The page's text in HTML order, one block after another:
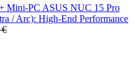
ASUS NUC 15 Pro
/ Arc): High-End Performance
€